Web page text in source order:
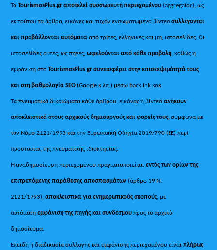
ΤοTourismosPlus.gr αποτελεί συσσωρευτή περιεχομένου (aggregator), ως
εκ τούτου τα άρθρα, εικόνες και τυχόν ενσωματωμένα βίντεοσυλλέγονται
και προβάλλονται αυτόματααπό τρίτες, ελληνικές και μη, ιστοσελίδες. Οι
ιστοσελίδες αυτές, ως πηγές,ωφελούνται από κάθε προβολή, καθώς η
εμφάνιση στοTourismosPlus.gr συνεισφέρει στην επισκεψιμότητά τους
και στη βαθμολογία SEO (Google κ.λπ.) μέσω backlink κοκ.
Τα πνευματικά δικαιώματα κάθε άρθρου, εικόνας ή βίντεοανήκουν
αποκλειστικά στους αρχικούς δημιουργούς και φορείς τους, σύμφωνα με
τον Νόμο 2121/1993 και την Ευρωπαϊκή Οδηγία 2019/790 (ΕΕ) περί
προστασίας της πνευματικής ιδιοκτησίας.
Η αναδημοσίευση περιεχομένου πραγματοποιείταιεντός των ορίων της
επιτρεπόμενης παράθεσης αποσπασμάτων (άρθρο 19 Ν.
2121/1993), αποκλειστικά για ενημερωτικούς σκοπούς, με
αυτόματηεμφάνιση της πηγής και συνδέσμου προς το αρχικό
δημοσίευμα.
Επειδή η διαδικασία συλλογής και εμφάνισης περιεχομένου είναιπλήρως